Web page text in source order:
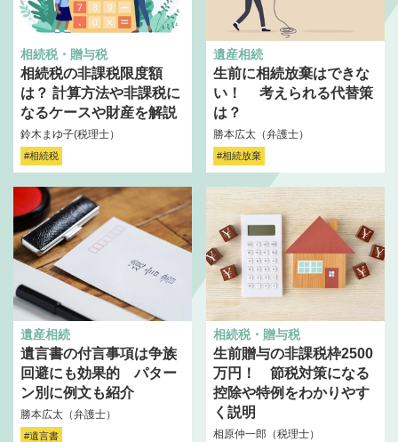
相続税・贈与税
相続税の非課税限度額
は？ 計算方法や非課税に
なるケースや財産を解説
鈴木まゆ子(税理士）
#相続税
遺産相続
生前に相続放棄はできな
い！ 考えられる代替策
は？
勝本広太（弁護士）
#相続放棄
遺産相続
遺言書の付言事項は争族
回避にも効果的 パター
ン別に例文も紹介
勝本広太（弁護士）
#遺言書
相続税・贈与税
生前贈与の非課税枠2500
万円！ 節税対策になる
控除や特例をわかりやす
く説明
相原仲一郎（税理士）